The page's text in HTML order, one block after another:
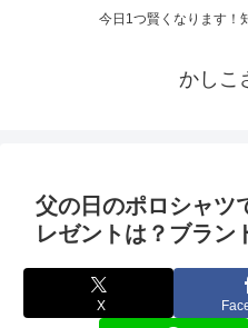
今日1つ賢くなります！
かしこ
父の日のポロシャツ
レゼントは？ブラン
X